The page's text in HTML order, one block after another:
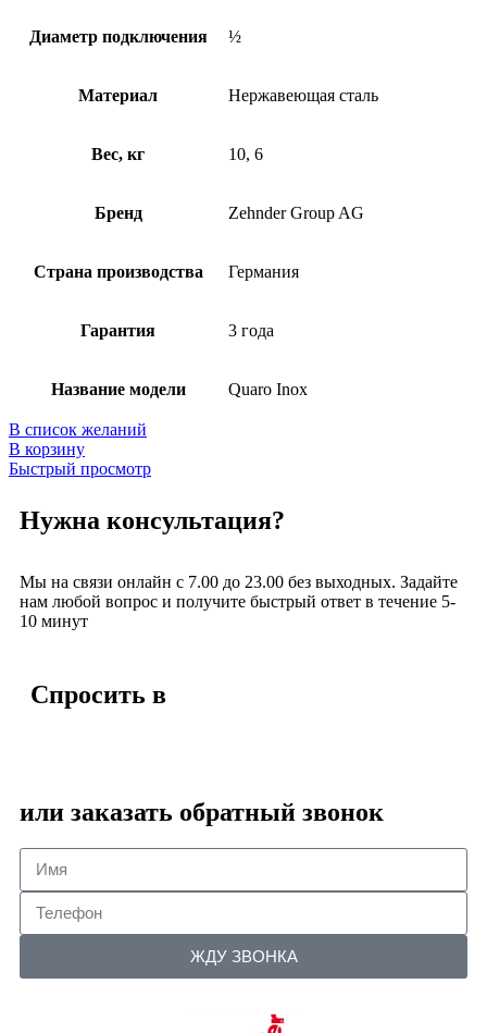
Диаметр подключения ½
Материал Нержавеющая сталь
Вес, кг 10, 6
Бренд Zehnder Group AG
Страна производства Германия
Гарантия 3 года
Название модели Quaro Inox
В список желаний
В корзину
Быстрый просмотр
Нужна консультация?
Мы на связи онлайн с 7.00 до 23.00 без выходных. Задайте
нам любой вопрос и получите быстрый ответ в течение 5-
10 минут
Спросить в
или заказать обратный звонок
ЖДУ ЗВОНКА